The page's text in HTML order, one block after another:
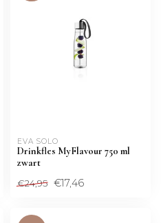
EVA SOLO
Drinkfles MyFlavour 750 ml
zwart
€24,95 €17,46